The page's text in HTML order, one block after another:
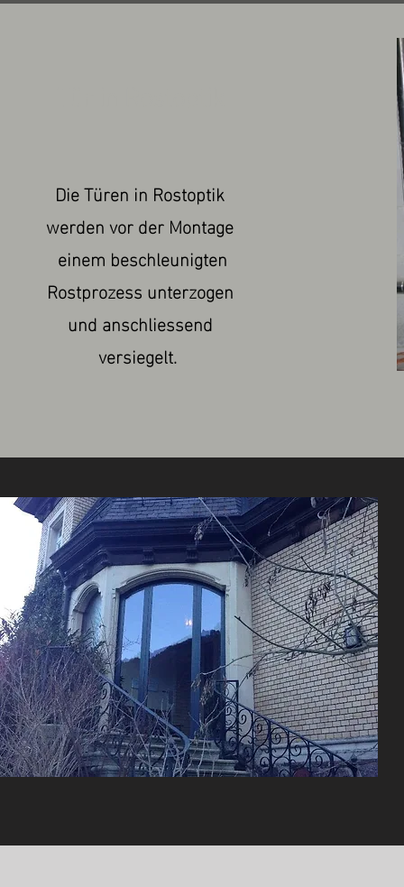
Die Türen in Rostoptik
werden vor der Montage
einem beschleunigten
Rostprozess unterzogen
und anschliessend
versiegelt.